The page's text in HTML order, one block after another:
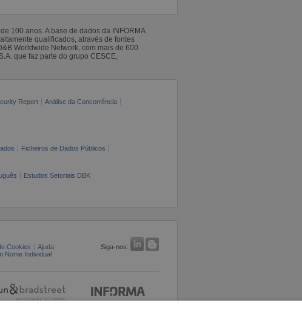
100 anos. A base de dados da INFORMA
qualificados, através de fontes
Worldwide Network, com mais de 600
que faz parte do grupo CESCE,
Report
Análise da Concorrência
Ficheiros de Dados Públicos
Estudos Setoriais DBK
Cookies Ajuda
Siga-nos:
Nome Individual